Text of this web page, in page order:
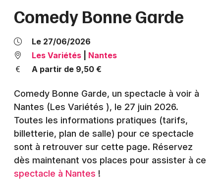
Grands événements
Manifestations
Foires & salons
Spectacles
Concerts
Bordeaux
Lille
Lyon
Marseille
Mulhouse
Montpellier
Nantes
Nice
Comedy Bonne Garde
Le 27/06/2026
Les Variétés
Nantes
A partir de 9,50 €
Comedy Bonne Garde, un spectacle à voir à
Nantes (Les Variétés ), le 27 juin 2026.
Toutes les informations pratiques (tarifs,
billetterie, plan de salle) pour ce spectacle
sont à retrouver sur cette page. Réservez
dès maintenant vos places pour assister à ce
spectacle à Nantes !
Pays de la Loire
Partout Près de moi Changer de lieu
Quand ?
Aujourd'hui
Demain Ce week-end